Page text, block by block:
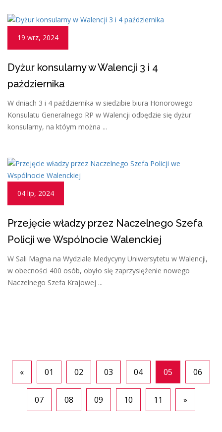
19 wrz, 2024
Dyżur konsularny w Walencji 3 i 4
października
W dniach 3 i 4 października w siedzibie biura Honorowego
Konsulatu Generalnego RP w Walencji odbędzie się dyżur
konsularny, na któym można ...
04 lip, 2024
Przejęcie władzy przez Naczelnego Szefa
Policji we Wspólnocie Walenckiej
W Sali Magna na Wydziale Medycyny Uniwersytetu w Walencji,
w obecności 400 osób, obyło się zaprzysiężenie nowego
Naczelnego Szefa Krajowej ...
« 01 02 03 04 05 06
07 08 09 10 11 »